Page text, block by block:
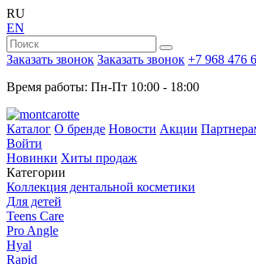
RU
EN
Заказать звонок Заказать звонок +7 968 476
Время работы: Пн-Пт 10:00 - 18:00
Каталог О бренде Новости Акции
Войти
Новинки Хиты продаж
Категории
Коллекция дентальной косметики
Для детей
Teens Care
Pro Angle
Hyal
Rapid